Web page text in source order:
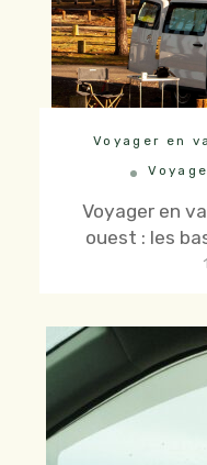
Voyager en
Voyager en
ouest : les